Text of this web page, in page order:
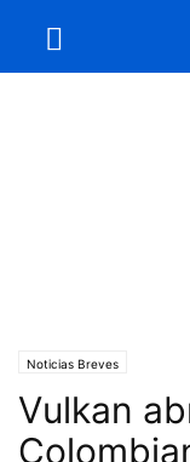
Noticias Breves
Vulkan